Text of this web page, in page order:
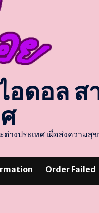
อดอล
ต่างประเทศ เผื่อส่งควา
Order Failed